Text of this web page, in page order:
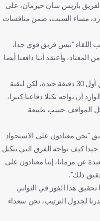
لفريق باريس سان جيرمان، على
مساء السبت، ضمن منافسات
اللقاء "نيس فريق قوي جدا،
المعتاد، وأعتقد أننا دافعنا أيضا
وأضاف المدير الفني لسان جيرمان "لم تكن أول 30 دقيقة جيدة، لكن لبقية
أن نواجه تكتلا دفاعيا كبيرا،
كل المواقف حسب طبيعة
"نحن معتادون على الاستحواذ
كيف نواجه الفرق التي تتكتل
عن مرمانا، إننا معتادون على
ذلك".
هذا الفوز في الثواني
لجدول الترتيب، نحن سعداء